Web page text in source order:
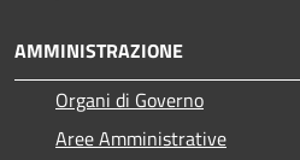
AMMINISTRAZIONE
Organi di Governo
Aree Amministrative